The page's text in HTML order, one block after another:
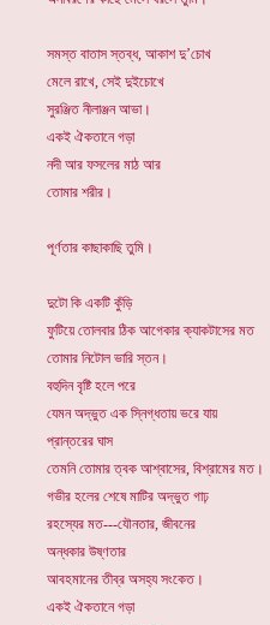
সমস্ত বাতাস স্তব্ধ, আকাশ দু’চোখ
মেলে রাখে, সেই দুইচোখে
সুরঞ্জিত নীলাঞ্জন আভা।
একই ঐকতানে গড়া
নদী আর ফসলের মাঠ আর
তোমার শরীর।
পূর্ণতার কাছাকাছি তুমি।
দুটো কি একটি কুঁড়ি
ফুটিয়ে তোলবার ঠিক আগেকার ক্যাকটাসের মত
তোমার নিটোল ভারি স্তন।
বহুদিন বৃষ্টি হলে পরে
যেমন অদ্ভুত এক স্নিগ্ধতায় ভরে যায়
প্রান্তরের ঘাস
তেমনি তোমার ত্বক আশ্বাসের, বিশ্রামের মত।
গভীর হলের শেষে মাটির অদ্ভুত গাঢ়
রহস্যের মত---যৌনতার, জীবনের
অন্ধকার উষ্ণতার
আবহমানের তীব্র অসহ্য সংকেত।
একই ঐকতানে গড়া